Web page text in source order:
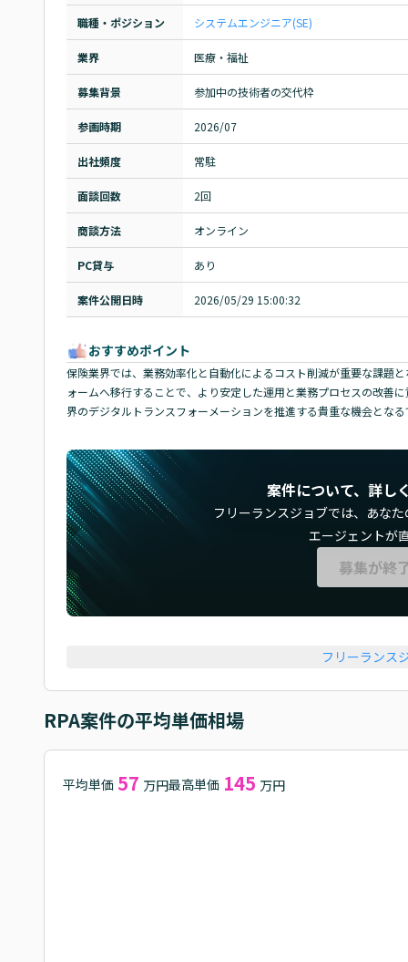
職種・ポジション システムエンジニア(SE)
業界 医療・福祉
募集背景 参加中の技術者の交代枠
参画時期 2026/07
出社頻度 常駐
面談回数 2回
商談方法 オンライン
PC貸与 あり
案件公開日時 2026/05/29 15:00:32
おすすめポイント
保険業界では、業務効率化と自動化によるコスト削減が重要な課題
ォームへ移行することで、より安定した運用と業務プロセスの改善
界のデジタルトランスフォーメーションを推進する貴重な機会とな
案件について、詳し
フリーランスジョブでは、 あな
エージェントが
募集が終
フリーランス
RPA案件の平均単価相場
平均単価 57 万円最高単価 145 万円